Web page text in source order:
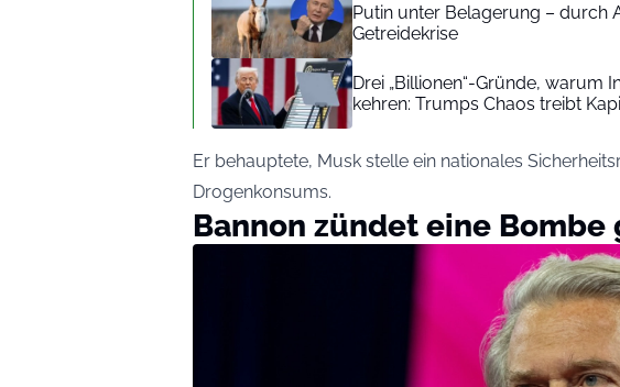
Putin unter Belagerung – durch
Getreidekrise
Drei „Billionen“-Gründe, warum
kehren: Trumps Chaos treibt
Er behauptete, Musk stelle ein nationales
Drogenkonsums.
Bannon zündet eine Bombe